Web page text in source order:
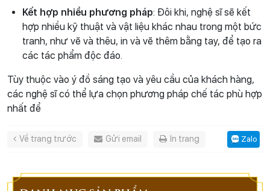
Kết hợp nhiều phương pháp: Đôi khi, nghệ sĩ sẽ kết
hợp nhiều kỹ thuật và vật liệu khác nhau trong một bức
tranh, như vẽ và thêu, in và vẽ thêm bằng tay, để tạo ra
các tác phẩm độc đáo.
Tùy thuộc vào ý đồ sáng tạo và yêu cầu của khách hàng,
các nghệ sĩ có thể lựa chọn phương pháp chế tác phù hợp
nhất để
Về trang trước Gửi email In trang Zalo